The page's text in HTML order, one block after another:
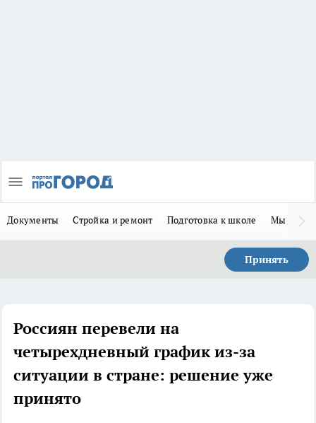
Документы Стройка и ремонт Подготовка к школе Мы в MAX
Принять
Россиян перевели на
четырехдневный график из-за
ситуации в стране: решение уже
принято